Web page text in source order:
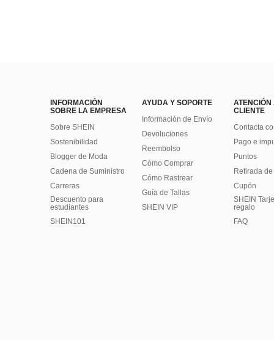
INFORMACIÓN
SOBRE LA EMPRESA
Sobre SHEIN
Sostenibilidad
Blogger de Moda
Cadena de Suministro
Carreras
Descuento para
estudiantes
SHEIN101
AYUDA Y SOPORTE
Información de Envío
Devoluciones
Reembolso
Cómo Comprar
Cómo Rastrear
Guía de Tallas
SHEIN VIP
ATENCIÓN
CLIENTE
Contacta
Pago e
Puntos
Retirada
Cupón
SHEIN
regalo
FAQ